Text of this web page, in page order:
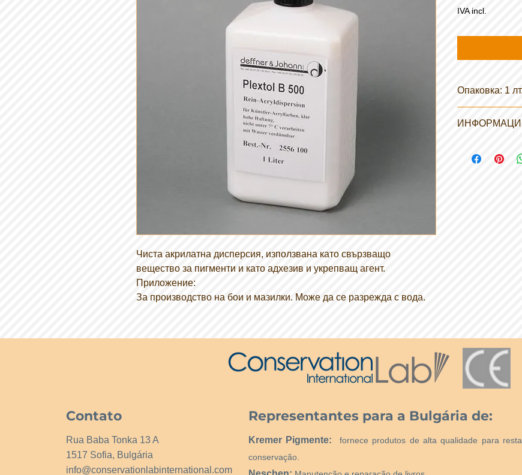
Чиста акрилатна дисперсия, използвана като свързващо
вещество за пигменти и като адхезив и укрепващ агент.
Приложение:
За производство на бои и мазилки. Може да се разрежда с вода.
IVA incl.
Опаковка: 1 лт.
Водна
Contato
Rua Baba Tonka 13 A
1517 Sofia, Bulgária
info@conservationlabinternational.com
Representantes para a Bulgária de:
Kremer Pigmente:
fornece produtos de alta qualidade para
conservação.